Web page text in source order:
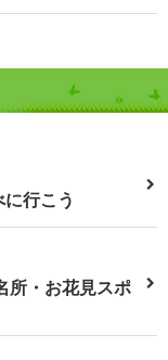
行こう
所・お花見スポ